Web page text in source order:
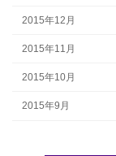
2015年12月
2015年11月
2015年10月
2015年9月